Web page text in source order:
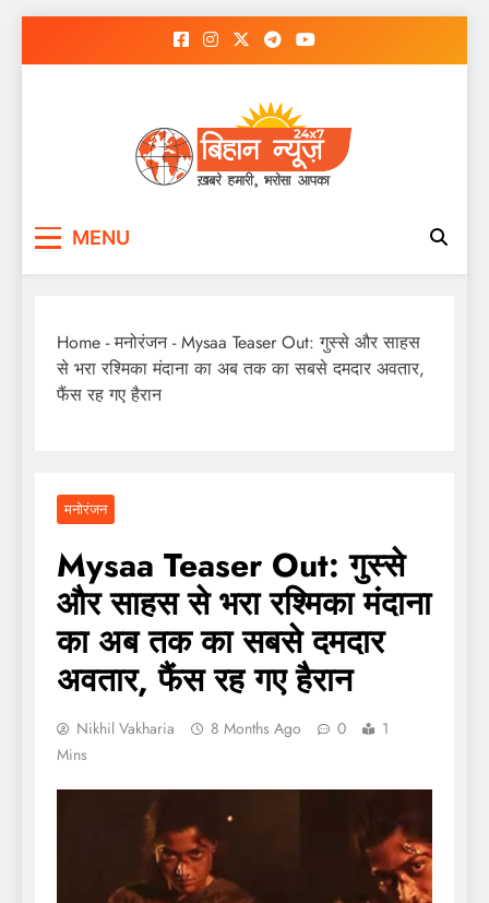
MENU
Home -मनोरंजन-Mysaa Teaser Out: गुस्से और साहस
से भरा रश्मिका मंदाना का अब तक का सबसे दमदार अवतार,
फैंस रह गए हैरान
मनोरंजन
Mysaa Teaser Out: गुस्से
और साहस से भरा रश्मिका मंदाना
का अब तक का सबसे दमदार
अवतार, फैंस रह गए हैरान
Nikhil Vakharia 8 Months Ago 0
1
Mins